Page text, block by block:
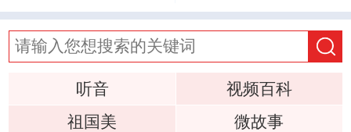
听音
视频百科
祖国美
微故事